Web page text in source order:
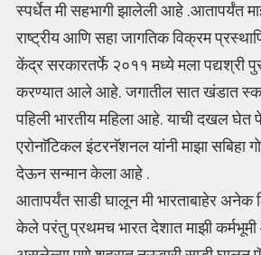
स्पर्धेत मी सहभागी झालेली आहे .आतापर्यंत
राष्ट्रीय आणि सहा जागतिक विक्रम
केंद्र सरकारतर्फे २०११ मध्ये मला पद्यश्री
करण्यात आले आहे. जगातील सात खंडात
पहिली भारतीय महिला आहे. याची दखल
एराेनाॅटिकल इंटरनॅशनल यांनी माझा सबिहा
देऊन सन्मान केला आहे .
आतापर्यंत साडी घालून मी भारताबाहेर अनेक
केले परंतु प्रथमच भारत देशात माझी